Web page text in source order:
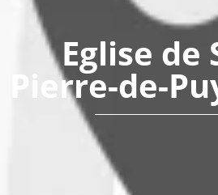
Eglise de
Pierre-de-